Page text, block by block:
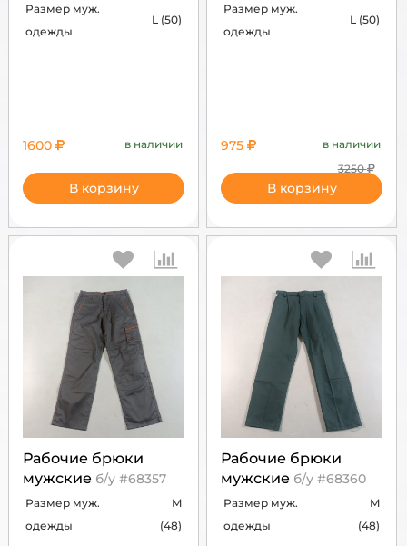
Размер муж.
одежды
L (50)
1600 в наличии
В корзину
Размер муж.
одежды
L (50)
975
в наличии
3250
В корзину
Рабочие брюки
мужские б/у #68357
Размер муж.
одежды
M
(48)
Рабочие брюки
мужские б/у #68360
Размер муж.
одежды
M
(48)